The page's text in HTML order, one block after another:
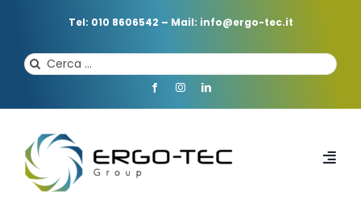
Tel: 010 8606542 – Mail: info@ergo-tec.it
Cerca
per: